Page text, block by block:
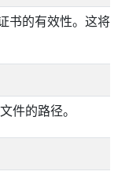
书的有效性。这将使
件的路径。